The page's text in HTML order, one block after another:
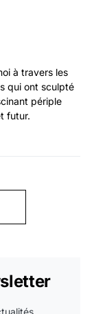
à travers les
qui ont sculpté
périple
futur.